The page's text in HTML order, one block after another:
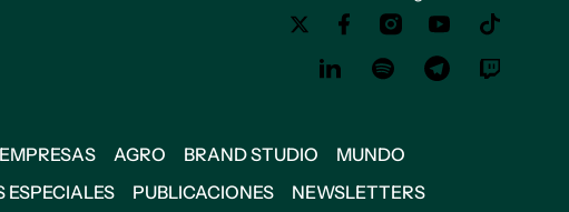
AGRO BRAND STUDIO
MUNDO
ESPECIALES PUBLICACIONES NEWSLETTERS